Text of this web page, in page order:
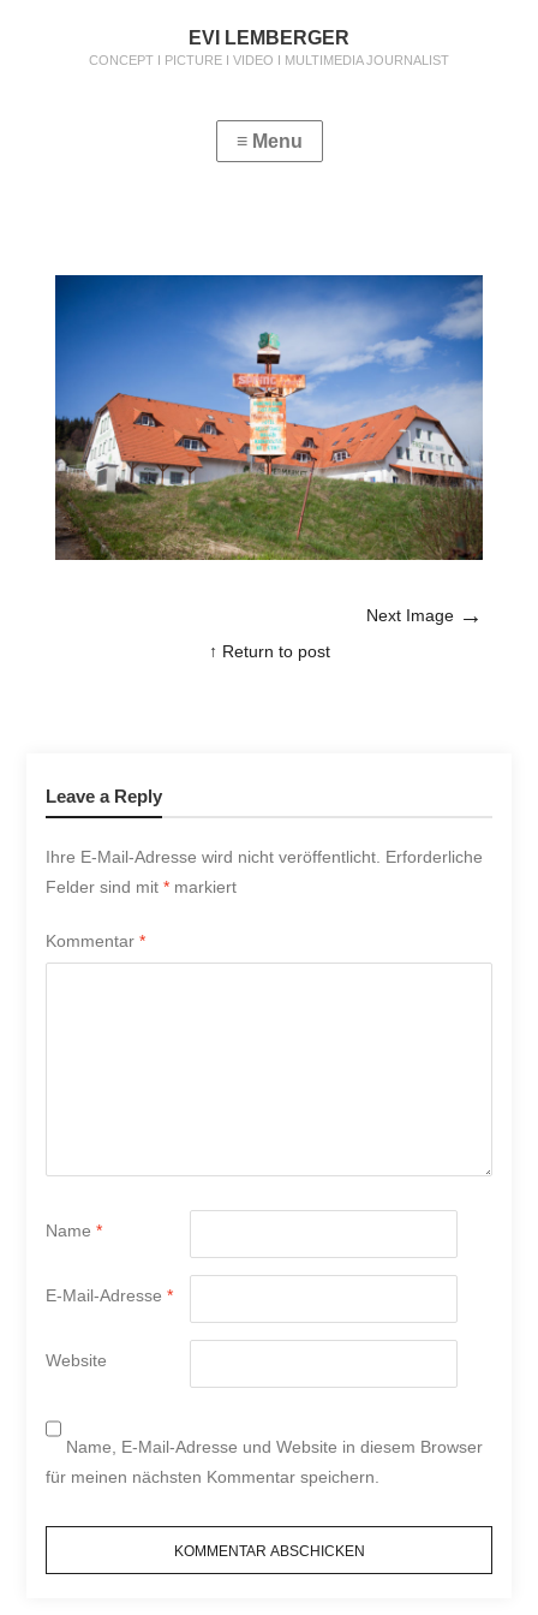
EVI LEMBERGER
CONCEPT I PICTURE I VIDEO I MULTIMEDIA JOURNALIST
Next Image →
↑ Return to post
Leave a Reply
Ihre E-Mail-Adresse wird nicht veröffentlicht. Erforderliche
Felder sind mit *markiert
Kommentar *
Name *
E-Mail-Adresse *
Website
Name, E-Mail-Adresse und Website in diesem Browser
für meinen nächsten Kommentar speichern.